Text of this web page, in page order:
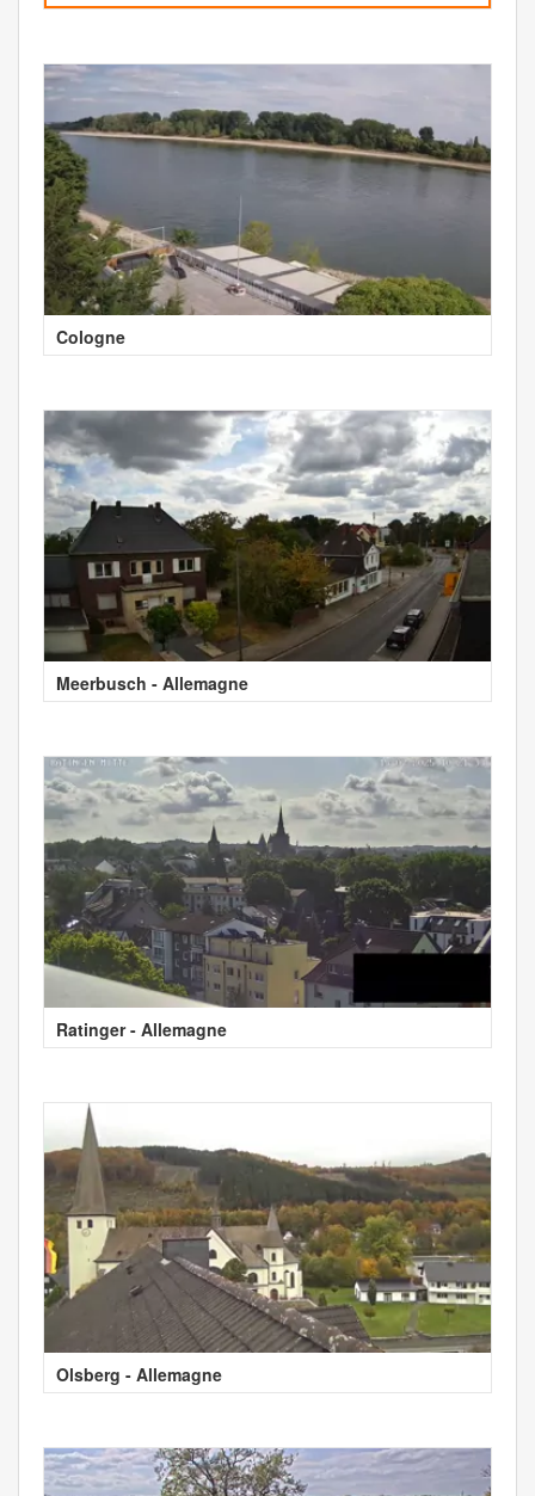
Cologne
Meerbusch - Allemagne
Ratinger - Allemagne
Olsberg - Allemagne